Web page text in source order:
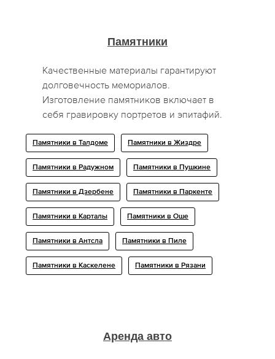
Памятники
Качественные материалы гарантируют
долговечность мемориалов.
Изготовление памятников включает в
себя гравировку портретов и эпитафий.
Памятники в Талдоме Памятники в Жиздре
Памятники в Радужном Памятники в Пушкине
Памятники в Дзербене Памятники в Паркенте
Памятники в Карталы Памятники в Оше
Памятники в Антсла Памятники в Пиле
Памятники в Каскелене Памятники в Рязани
Аренда авто